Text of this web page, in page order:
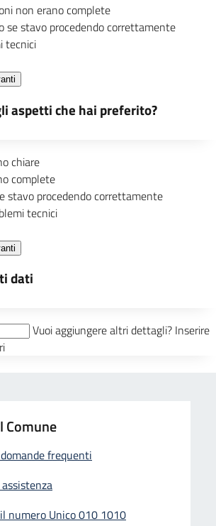
Comune
frequenti
numero Unico 010 1010